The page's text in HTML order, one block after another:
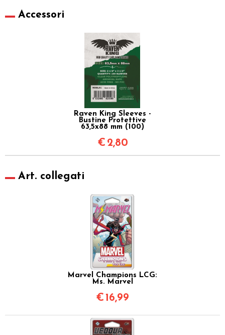
Accessori
Raven King Sleeves -
Bustine Protettive
63,5x88 mm (100)
€ 2,80
Art. collegati
Marvel Champions LCG:
Ms. Marvel
€ 16,99